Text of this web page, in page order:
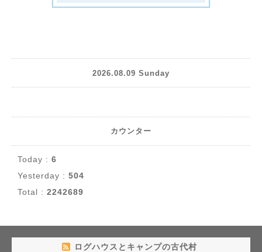
2026.08.09 Sunday
カウンター
Today : 6
Yesterday : 504
Total : 2242689
ログハウスとキャンプの古代村